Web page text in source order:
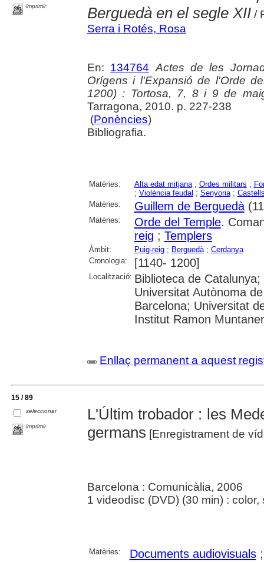
imprimir
Berguedà en el segle XII/
Serra i Rotés, Rosa
En: 134764 Actes de les
Orígens i l'Expansió de l'Orde
1200) : Tortosa, 7, 8 i 9 de
Tarragona, 2010. p. 227-238
(Ponències)
Bibliografia.
Matèries: Alta edat mitjana; Ordes militars ;
; Violència feudal ; Senyoria;
Matèries:
Guillem de Berguedà
Matèries: Orde del Temple.
reig ; Templers
Àmbit: Puig-reig; Berguedà; Cerdanya
Cronologia:
[1140- 1200]
Localització: Biblioteca de
Universitat Autònoma
Barcelona; Universitat
Institut Ramon Muntaner
Enllaç permanent a aquest
15 / 89
seleccionar
imprimir
L'Últim trobador : les
germans [Enregistrament de
Barcelona : Comunicàlia, 2006
1 videodisc (DVD) (30 min) : color,
Matèries: Documents audiovisuals